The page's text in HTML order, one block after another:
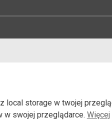
local storage w twojej
w swojej przeglądarce. Więcej